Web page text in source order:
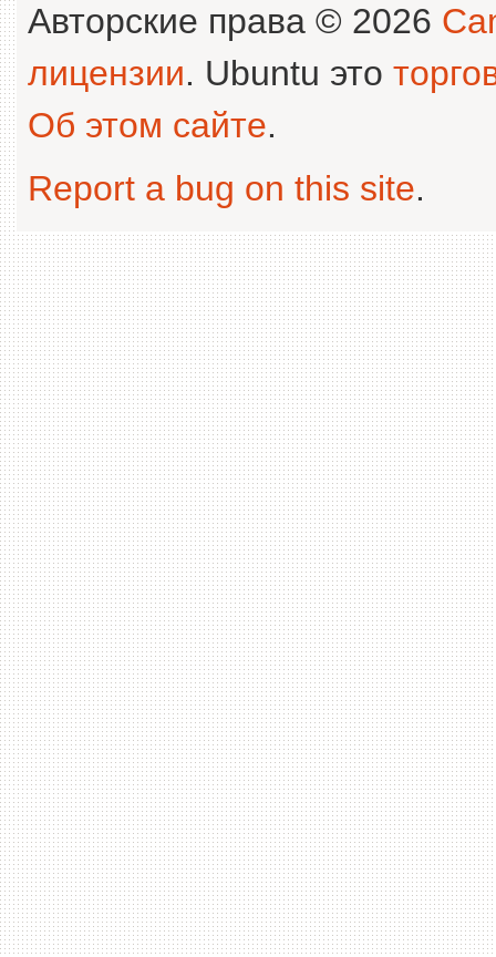
Авторские права © 2026
лицензии. Ubuntu это
Об этом сайте.
Report a bug on this site.